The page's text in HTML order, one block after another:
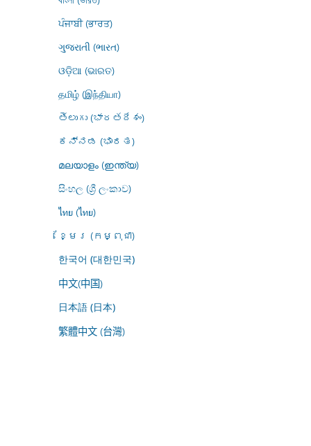
ਪੰਜਾਬੀ (ਭਾਰਤ)
ગુજરાતી (ભારત)
ଓଡ଼ିଆ (ଭାରତ)
தமிழ் (இந்தியா)
తెలుగు (భారతదేశం)
ಕನ್ನಡ (ಭಾರತ)
മലയാളം (ഇന്ത്യ)
සිංහල (ශ්‍රී ලංකාව)
ไทย (ไทย)
ខ្មែរ (កម្ពុជា)
한국어 (대한민국)
中文(中国)
日本語 (日本)
繁體中文 (台灣)